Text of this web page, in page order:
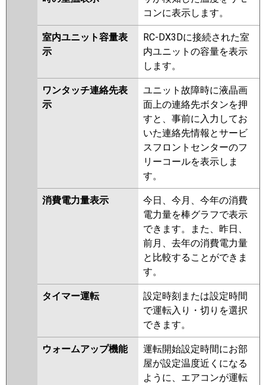
コンに表示します。
室内ユニット容量表
示
RC-DX3Dに接続された室
内ユニットの容量を表示
します。
ワンタッチ連絡先表
示
ユニット故障時に液晶画
面上の連絡先ボタンを押
すと、事前に入力してお
いた連絡先情報とサービ
スフロントセンターのフ
リーコールを表示しま
す。
消費電力量表示
今日、今月、今年の消費
電力量を棒グラフで表示
できます。また、昨日、
前月、去年の消費電力量
と比較することができま
す。
タイマー運転
設定時刻または設定時間
で運転入り・切りを選択
できます。
ウォームアップ機能
運転開始設定時間にお部
屋が設定温度近くになる
ように、エアコンが運転